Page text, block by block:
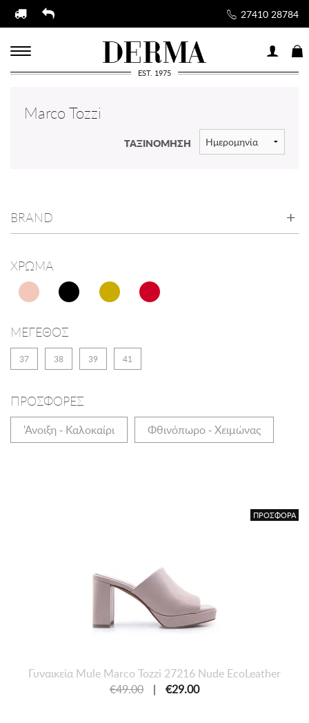
27410 28784
EST. 1975
Marco Tozzi
ΤΑΞΙΝΟΜΗΣΗ
BRAND
ΧΡΩΜΑ
ΜΕΓΕΘΟΣ
37 38 39 41
ΠΡΟΣΦΟΡΕΣ
'Ανοιξη - Καλοκαίρι Φθινόπωρο - Χειμώνας
ΠΡΟΣΦΟΡΑ
Γυναικεία Mule Marco Tozzi 27216 Nude EcoLeather
€49.00
| €29.00